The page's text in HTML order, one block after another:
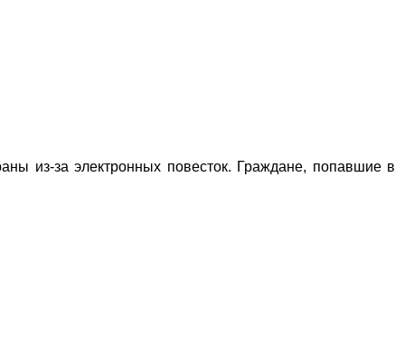
из-за электронных повесток. Граждане, попавшие в